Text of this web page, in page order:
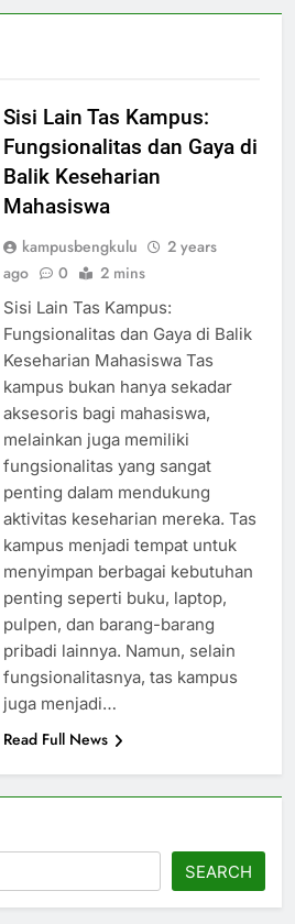
Sisi Lain Tas Kampus:
Fungsionalitas dan Gaya di
Balik Keseharian
Mahasiswa
kampusbengkulu
2 years
ago
0 2 mins
Sisi Lain Tas Kampus:
Fungsionalitas dan Gaya di Balik
Keseharian Mahasiswa Tas
kampus bukan hanya sekadar
aksesoris bagi mahasiswa,
melainkan juga memiliki
fungsionalitas yang sangat
penting dalam mendukung
aktivitas keseharian mereka. Tas
kampus menjadi tempat untuk
menyimpan berbagai kebutuhan
penting seperti buku, laptop,
pulpen, dan barang-barang
pribadi lainnya. Namun, selain
fungsionalitasnya, tas kampus
juga menjadi…
Read Full News
SEARCH